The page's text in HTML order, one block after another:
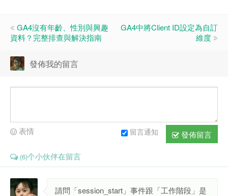
GA4沒有年齡、性別與興趣
資料？完整排查與解決指南
GA4中將Client ID設定為自訂
維度
發佈我的留言
發佈留言
留言通知
表情
(6)个小伙伴在留言
請問「session_start」事件跟「工作階段」是